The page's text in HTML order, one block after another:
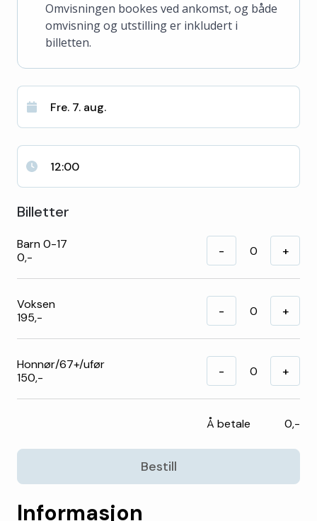
Omvisningen bookes ved ankomst, og både
omvisning og utstilling er inkludert i
billetten.
Fre. 7. aug.
12:00
Billetter
Barn 0-17
0,-
- +
Voksen
195,-
- +
Honnør/67+/ufør
150,-
- +
Å betale 0,-
Bestill
Informasjon